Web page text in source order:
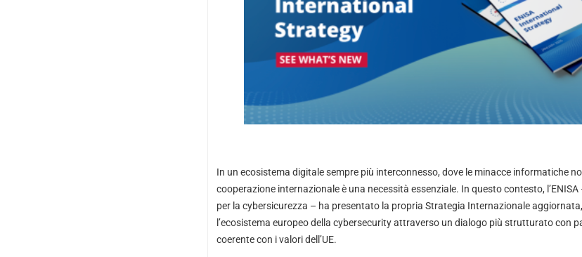
In un ecosistema digitale sempre più interconnesso, dove le minacce informatiche
cooperazione internazionale è una necessità essenziale. In questo contesto, l’ENISA
per la cybersicurezza – ha presentato la propria Strategia Internazionale
l’ecosistema europeo della cybersecurity attraverso un dialogo più strutturato con
coerente con i valori dell’UE.